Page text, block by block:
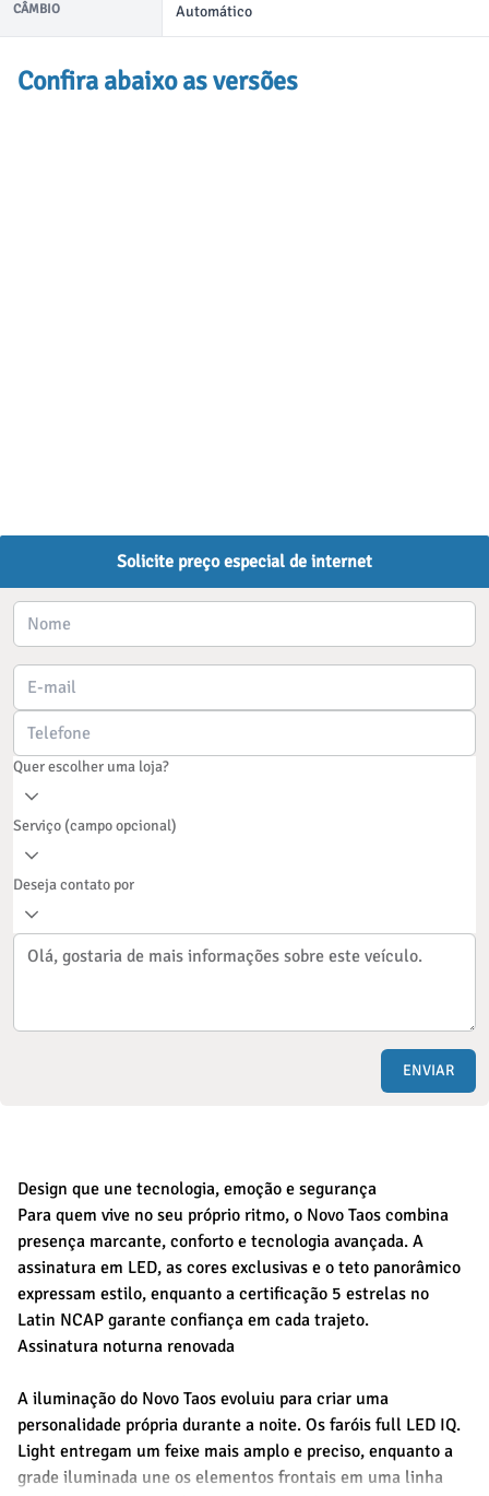
CÂMBIO Automático
Confira abaixo as versões
Solicite preço especial de internet
Quer escolher uma loja?
Serviço (campo opcional)
Deseja contato por
ENVIAR
Design que une tecnologia, emoção e segurança
Para quem vive no seu próprio ritmo, o Novo Taos combina
presença marcante, conforto e tecnologia avançada. A
assinatura em LED, as cores exclusivas e o teto panorâmico
expressam estilo, enquanto a certificação 5 estrelas no
Latin NCAP garante confiança em cada trajeto.
Assinatura noturna renovada
A iluminação do Novo Taos evoluiu para criar uma
personalidade própria durante a noite. Os faróis full LED IQ.
Light entregam um feixe mais amplo e preciso, enquanto a
grade iluminada une os elementos frontais em uma linha